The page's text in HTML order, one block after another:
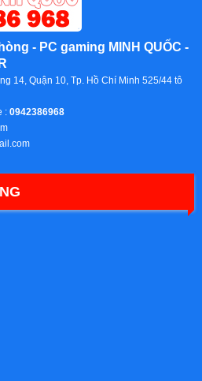
- PC gaming MINH QUỐC -
14, Quận 10, Tp. Hồ Chí Minh 525/44 tô
: 0942386968